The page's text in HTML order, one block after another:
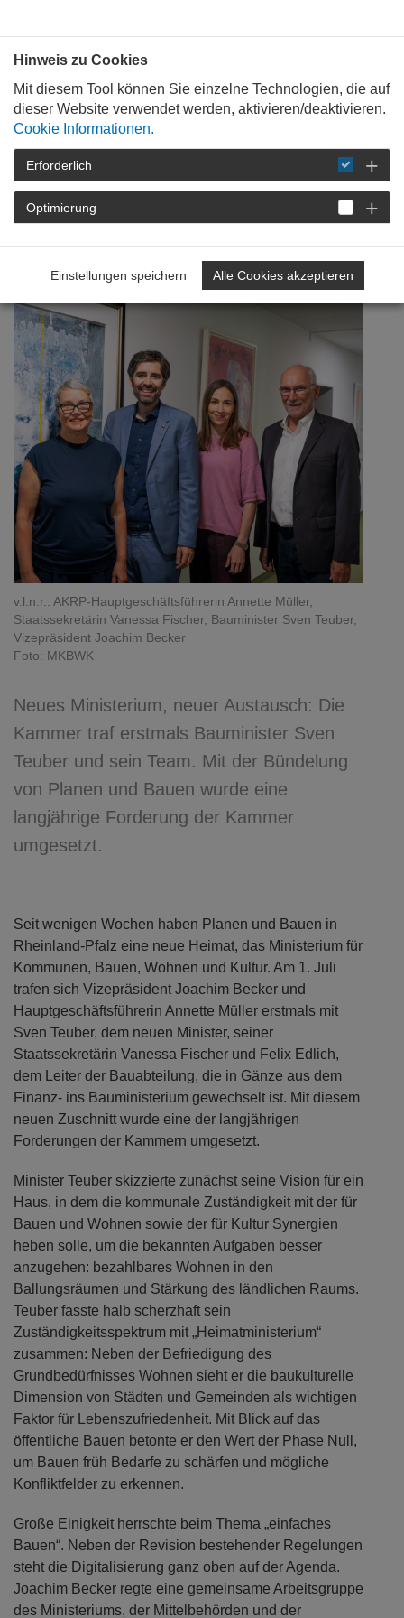
STARTSEITE DETAIL
Erster Kontakt
v.l.n.r.: AKRP-Hauptgeschäftsführerin Annette Müller,
Staatssekretärin Vanessa Fischer, Bauminister Sven Teuber,
Vizepräsident Joachim Becker
Foto: MKBWK
Neues Ministerium, neuer Austausch: Die
Kammer traf erstmals Bauminister Sven
Teuber und sein Team. Mit der Bündelung
von Planen und Bauen wurde eine
langjährige Forderung der Kammer
umgesetzt.
Seit wenigen Wochen haben Planen und Bauen in
Rheinland-Pfalz eine neue Heimat, das Ministerium für
Kommunen, Bauen, Wohnen und Kultur. Am 1. Juli
trafen sich Vizepräsident Joachim Becker und
Hauptgeschäftsführerin Annette Müller erstmals mit
Sven Teuber, dem neuen Minister, seiner
Staatssekretärin Vanessa Fischer und Felix Edlich,
dem Leiter der Bauabteilung, die in Gänze aus dem
Finanz- ins Bauministerium gewechselt ist. Mit diesem
neuen Zuschnitt wurde eine der langjährigen
Forderungen der Kammern umgesetzt.
Minister Teuber skizzierte zunächst seine Vision für ein
Haus, in dem die kommunale Zuständigkeit mit der für
Bauen und Wohnen sowie der für Kultur Synergien
heben solle, um die bekannten Aufgaben besser
anzugehen: bezahlbares Wohnen in den
Ballungsräumen und Stärkung des ländlichen Raums.
Teuber fasste halb scherzhaft sein
Zuständigkeitsspektrum mit „Heimatministerium“
zusammen: Neben der Befriedigung des
Grundbedürfnisses Wohnen sieht er die baukulturelle
Dimension von Städten und Gemeinden als wichtigen
Faktor für Lebenszufriedenheit. Mit Blick auf das
öffentliche Bauen betonte er den Wert der Phase Null,
um Bauen früh Bedarfe zu schärfen und mögliche
Konfliktfelder zu erkennen.
Große Einigkeit herrschte beim Thema „einfaches
Bauen“. Neben der Revision bestehender Regelungen
steht die Digitalisierung ganz oben auf der Agenda.
Joachim Becker regte eine gemeinsame Arbeitsgruppe
des Ministeriums, der Mittelbehörden und der
Hinweis zu Cookies
Mit diesem Tool können Sie einzelne Technologien, die auf
dieser Website verwendet werden, aktivieren/deaktivieren.
Cookie Informationen.
Erforderlich
Optimierung
Einstellungen speichern Alle Cookies akzeptieren